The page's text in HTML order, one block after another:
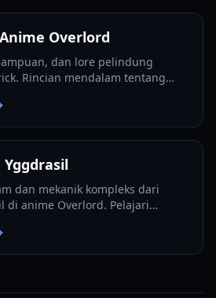
Overlord
dan lore pelindung
Rincian mendalam tentang
dan mekanik kompleks dari
di anime Overlord. Pelajari